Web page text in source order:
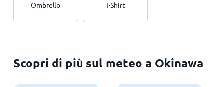
Ombrello T-Shirt
Scopri di più sul meteo a Okinawa